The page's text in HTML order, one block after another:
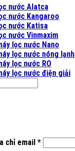
nước Alatca
nước Kangaroo
nước Katisa
nước Vinmaxim
lọc nước Nano
lọc nước nóng lạnh
lọc nước RO
lọc nước điện giải
chỉ email *